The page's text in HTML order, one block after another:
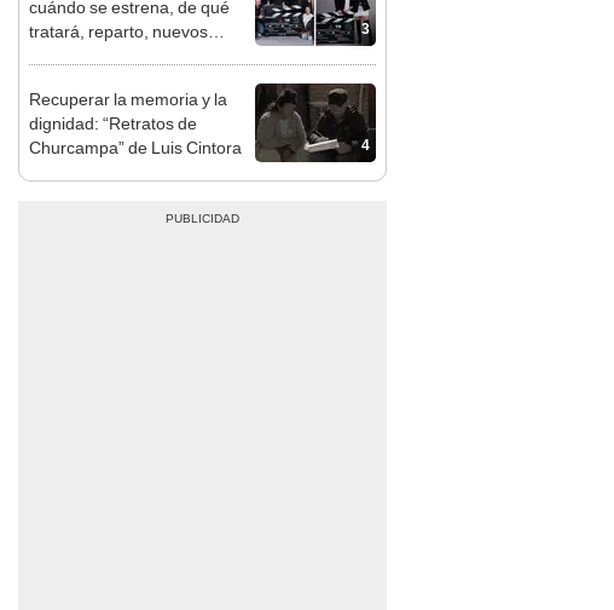
3
cuándo se estrena, de qué
tratará, reparto, nuevos
en Telemundo
4
Recuperar la memoria y la
dignidad: “Retratos de
Churcampa” de Luis Cintora